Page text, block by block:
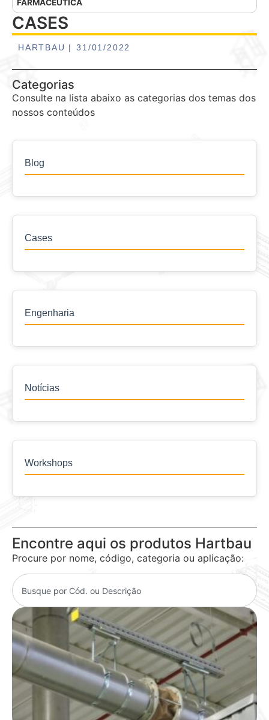
FARMACÊUTICA
CASES
HARTBAU | 31/01/2022
Categorias
Consulte na lista abaixo as categorias dos temas dos
nossos conteúdos
Blog
Cases
Engenharia
Notícias
Workshops
Encontre aqui os produtos Hartbau
Procure por nome, código, categoria ou aplicação: